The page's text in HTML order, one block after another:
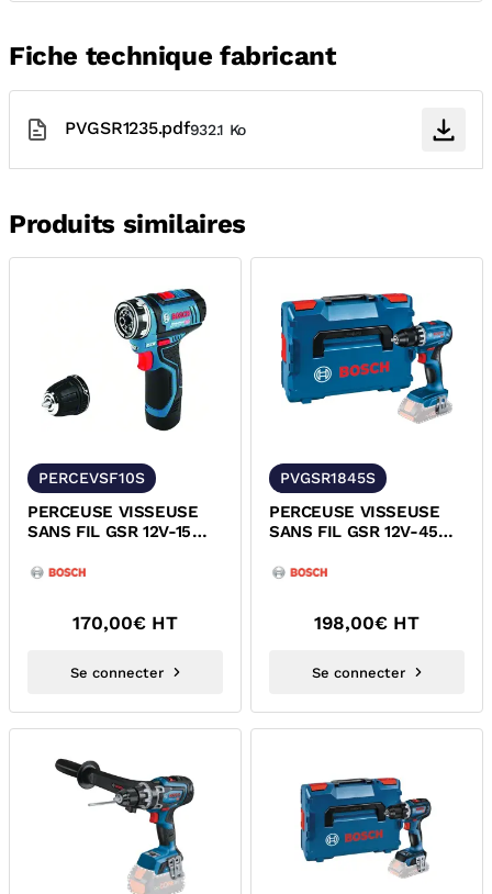
Fiche technique fabricant
PVGSR1235.pdf932.1 Ko
Produits similaires
PERCEVSF10S
PERCEUSE VISSEUSE
SANS FIL GSR 12V-15
170,00€ HT
Se connecter
PVGSR1845S
PERCEUSE VISSEUSE
SANS FIL GSR 12V-45
198,00€ HT
Se connecter